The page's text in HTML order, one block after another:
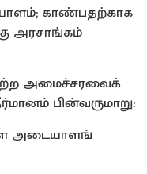
காண்பதற்காக
அரசாங்கம்
அமைச்சரவைக்
பின்வருமாறு:
அடையாளங்